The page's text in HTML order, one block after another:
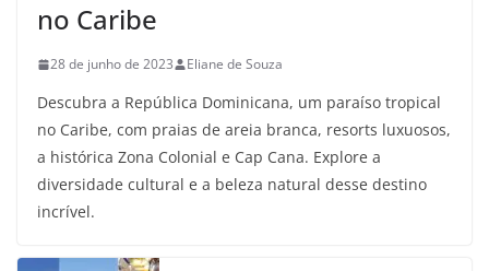
no Caribe
28 de junho de 2023 Eliane de Souza
Descubra a República Dominicana, um paraíso tropical
no Caribe, com praias de areia branca, resorts luxuosos,
a histórica Zona Colonial e Cap Cana. Explore a
diversidade cultural e a beleza natural desse destino
incrível.